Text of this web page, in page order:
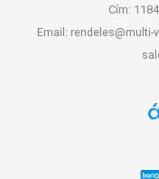
Cím:
Email: rendeles@multi-